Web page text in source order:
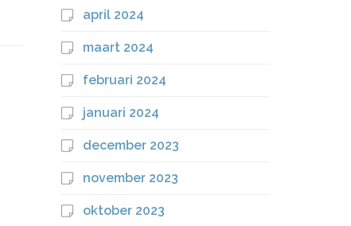
april 2024
maart 2024
februari 2024
januari 2024
december 2023
november 2023
oktober 2023